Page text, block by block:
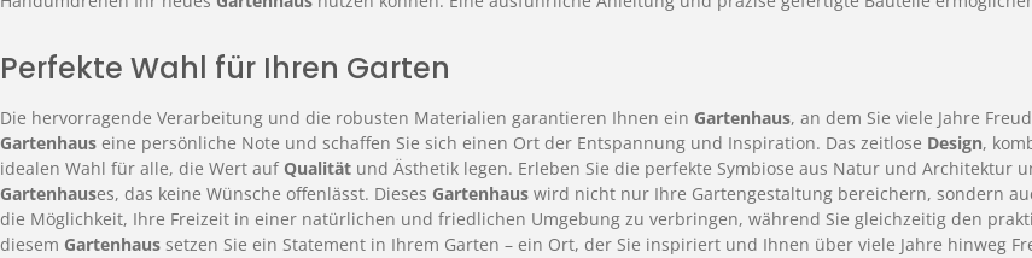
Perfekte Wahl für Ihren Garten
Die hervorragende Verarbeitung und die robusten Materialien garantieren Ihnen ein Gartenhaus, an dem Sie viele Jahre
Gartenhaus eine persönliche Note und schaffen Sie sich einen Ort der Entspannung und Inspiration. Das zeitlose Design,
idealen Wahl für alle, die Wert auf Qualität und Ästhetik legen. Erleben Sie die perfekte Symbiose aus Natur und Architektur
Gartenhauses, das keine Wünsche offenlässt. Dieses Gartenhaus wird nicht nur Ihre Gartengestaltung bereichern, sondern
die Möglichkeit, Ihre Freizeit in einer natürlichen und friedlichen Umgebung zu verbringen, während Sie gleichzeitig den
diesem Gartenhaus setzen Sie ein Statement in Ihrem Garten – ein Ort, der Sie inspiriert und Ihnen über viele Jahre hinweg